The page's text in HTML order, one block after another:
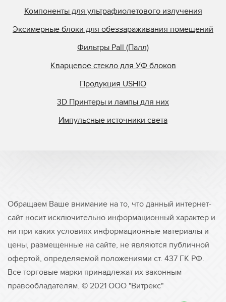
Компоненты для ультрафиолетового излучения
Эксимерные блоки для обеззараживания помещений
Фильтры Pall (Палл)
Кварцевое стекло для УФ блоков
Продукция USHIO
3D Принтеры и лампы для них
Импульсные источники света
Обращаем Ваше внимание на то, что данный интернет-
сайт носит исключительно информационный характер и
ни при каких условиях информационные материалы и
цены, размещенные на сайте, не являются публичной
офертой, определяемой положениями ст. 437 ГК РФ.
Все торговые марки принадлежат их законным
правообладателям. © 2021 ООО "Витрекс"